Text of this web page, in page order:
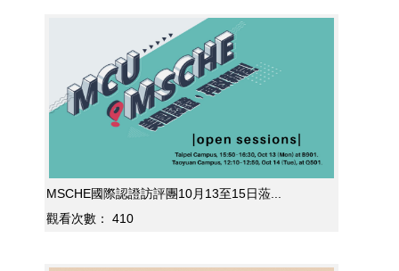
MSCHE國際認證訪評團10月13至15日蒞...
觀看次數：
410